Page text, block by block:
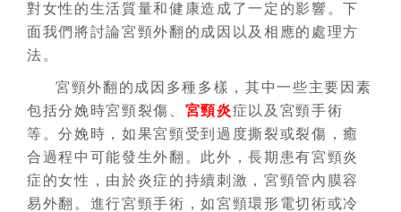
對女性的生活質量和健康造成了一定的影響。下
面我們將討論宮頸外翻的成因以及相應的處理方
法。
宮頸外翻的成因多種多樣，其中一些主要因素
包括分娩時宮頸裂傷、 宮頸炎症以及宮頸手術
等。分娩時，如果宮頸受到過度撕裂或裂傷，癒
合過程中可能發生外翻。此外，長期患有宮頸炎
症的女性，由於炎症的持續刺激，宮頸管內膜容
易外翻。進行宮頸手術，如宮頸環形電切術或冷